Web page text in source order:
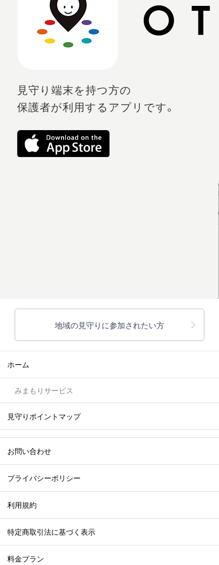
見守り端末を持つ方の
保護者が利用するアプリです。
地域の見守りに参加されたい方
ホーム
みまもりサービス
見守りポイントマップ
お問い合わせ
プライバシーポリシー
利用規約
特定商取引法に基づく表示
料金プラン